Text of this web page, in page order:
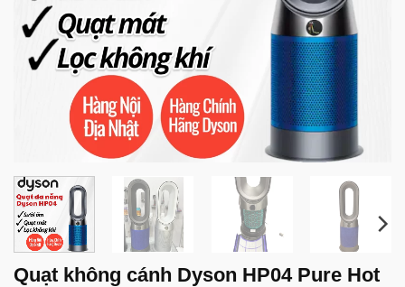
Quạt không cánh Dyson HP04 Pure Hot